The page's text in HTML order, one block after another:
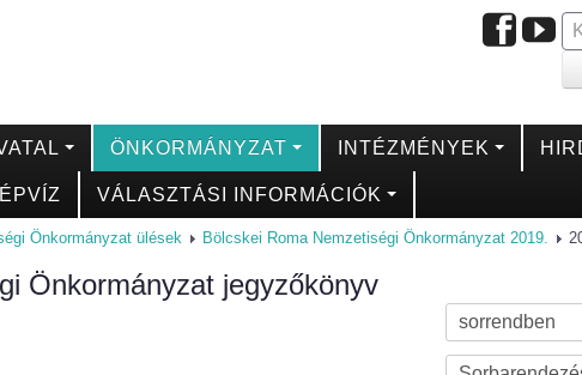
ÖNKORMÁNYZAT INTÉZMÉNYEK
VÁLASZTÁSI INFORMÁCIÓK
Önkormányzat ülések Bölcskei Roma Nemzetiségi Önkormányzat 2019.
Önkormányzat jegyzőkönyv